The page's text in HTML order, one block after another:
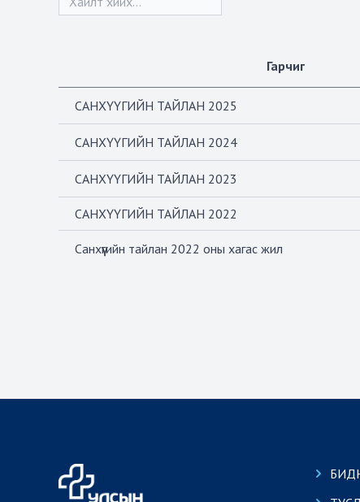
Гарчиг
САНХҮҮГИЙН ТАЙЛАН 2025
САНХҮҮГИЙН ТАЙЛАН 2024
САНХҮҮГИЙН ТАЙЛАН 2023
САНХҮҮГИЙН ТАЙЛАН 2022
Санхүүгийн тайлан 2022 оны хагас жил